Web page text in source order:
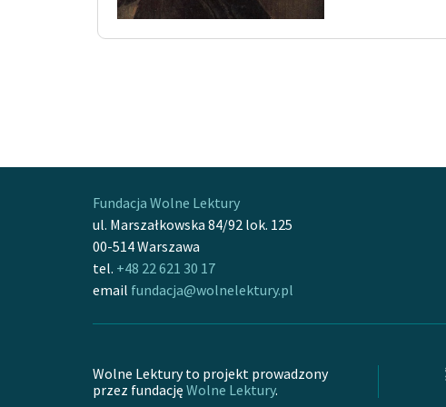
Fundacja Wolne Lektury
ul. Marszałkowska 84/92 lok. 125
00-514 Warszawa
tel. +48 22 621 30 17
email fundacja@wolnelektury.pl
Wolne Lektury to projekt prowadzony
przez fundację Wolne Lektury.